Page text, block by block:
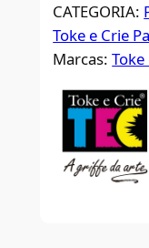
CATEGORIA:
Toke e Crie
Marcas:Toke